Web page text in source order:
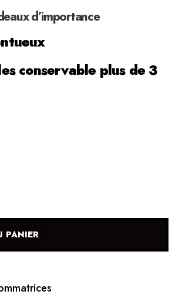
d’importance
conservable plus de 3
PANIER